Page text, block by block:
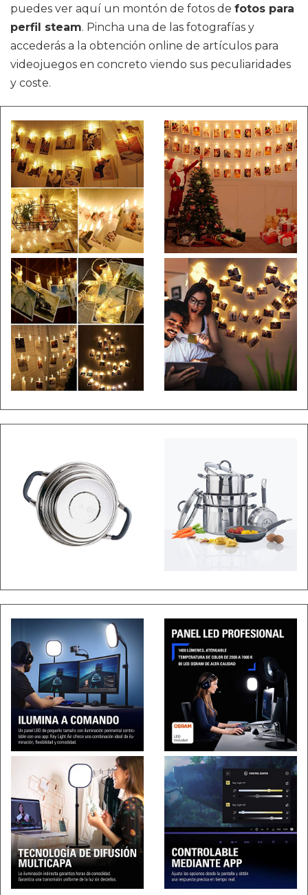
puedes ver aquí un montón de fotos de fotos para
perfil steam. Pincha una de las fotografías y
accederás a la obtención online de artículos para
videojuegos en concreto viendo sus peculiaridades
y coste.